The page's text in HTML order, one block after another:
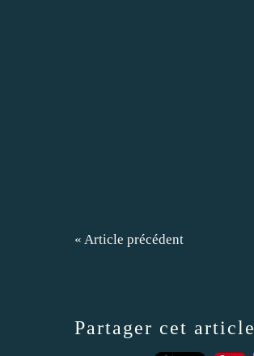
« Article précédent
Partager cet article